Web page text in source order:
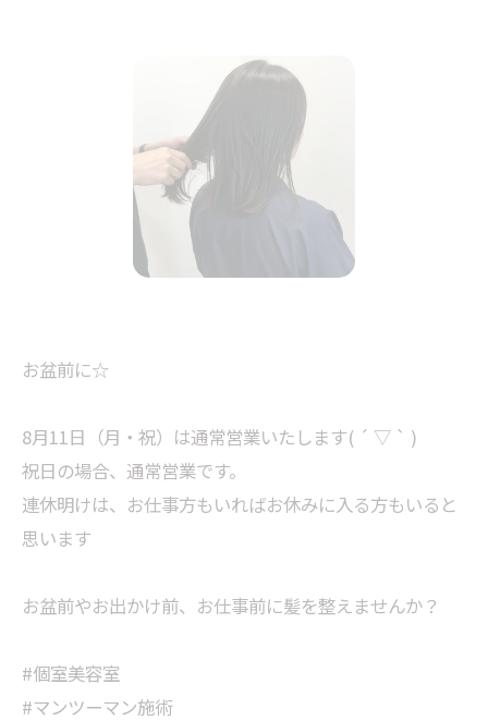
お盆前に☆
8月11日（月・祝）は通常営業いたします( ´ ▽ ` )
祝日の場合、通常営業です。
連休明けは、お仕事方もいればお休みに入る方もいると
思います
お盆前やお出かけ前、お仕事前に髪を整えませんか？
#個室美容室
#マンツーマン施術